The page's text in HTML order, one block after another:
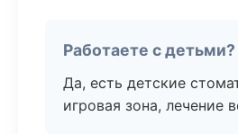
Работаете с детьми?
Да, есть детские
игровая зона, лечение